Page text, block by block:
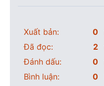
Xuất bản: 0
Đã đọc:
2
Đánh dấu:
0
Bình luận:
0